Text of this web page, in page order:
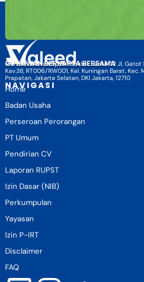
CV KAWAN BERKARYA BERSAMA
Menara Selatan BpJamsostek Lantai 12 Jl. Gatot
Kav.38, RT006/RW001, Kel. Kuningan Barat, Kec.
Prapatan, Jakarta Selatan, DKI Jakarta, 12710
NAVIGASI
Home
Badan Usaha
Perseroan Perorangan
PT Umum
Pendirian CV
Laporan RUPST
Izin Dasar (NIB)
Perkumpulan
Yayasan
Izin P-IRT
Disclaimer
FAQ